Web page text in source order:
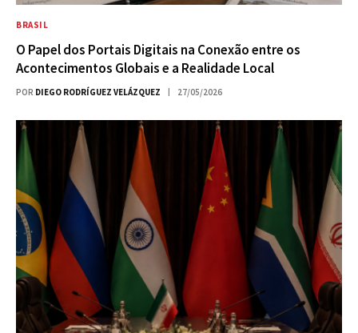
BRASIL
O Papel dos Portais Digitais na Conexão entre os
Acontecimentos Globais e a Realidade Local
POR DIEGO RODRÍGUEZ VELÁZQUEZ 27/05/2026